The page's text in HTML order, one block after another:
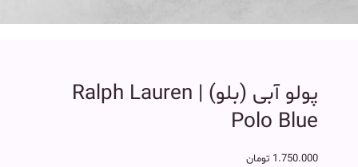
پولو آبی (بلو) | Ralph Lauren
Polo Blue
1.750.000 تومان